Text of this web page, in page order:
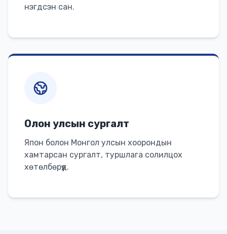
нэгдсэн сан.
Олон улсын сургалт
Япон болон Монгол улсын хоорондын
хамтарсан сургалт, туршлага солилцох
хөтөлбөрүүд.